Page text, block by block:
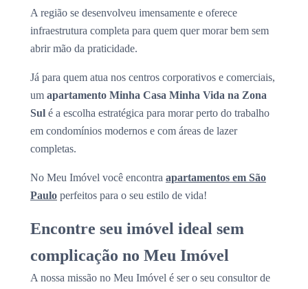
A região se desenvolveu imensamente e oferece
infraestrutura completa para quem quer morar bem sem
abrir mão da praticidade.
Já para quem atua nos centros corporativos e comerciais,
um apartamento Minha Casa Minha Vida na Zona
Sul é a escolha estratégica para morar perto do trabalho
em condomínios modernos e com áreas de lazer
completas.
No Meu Imóvel você encontra apartamentos em São
Paulo perfeitos para o seu estilo de vida!
Encontre seu imóvel ideal sem
complicação no Meu Imóvel
A nossa missão no Meu Imóvel é ser o seu consultor de